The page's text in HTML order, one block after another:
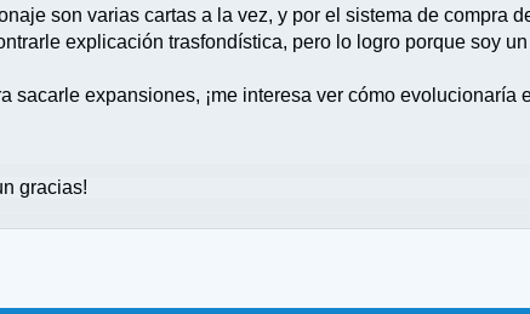
son varias cartas a la vez, y por el sistema de compra
explicación trasfondística, pero lo logro porque soy
expansiones, ¡me interesa ver cómo evolucionaría
gracias!